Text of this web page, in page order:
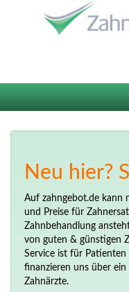
Neu hier?
Auf zahngebot.de kann
und Preise für
Zahnbehandlung
von guten & günstigen
Service ist für
finanzieren uns über
Zahnärzte.